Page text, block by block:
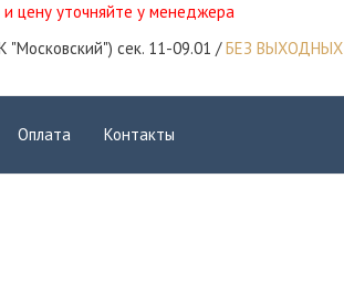
цену уточняйте у менеджера
"Московский") сек. 11-09.01 /БЕЗ ВЫХОДНЫХ
Оплата Контакты